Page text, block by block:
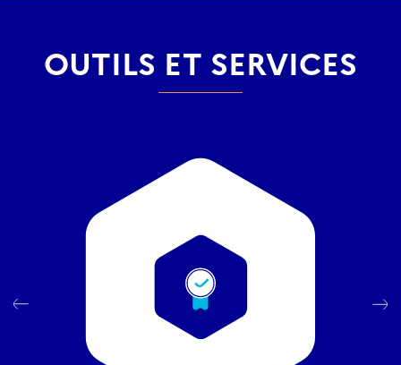
OUTILS ET SERVICES